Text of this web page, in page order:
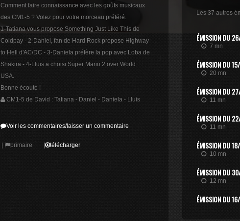
Comment faire connaissance avec les goûts musicaux
des CM1-5 ? Votez pour votre morceau préféré.
1-Tatiana vous propose Something Just Like This de
Coldpay - 2-Daniel, fan de Hard Rock propose Highway
to Hell d'AC/DC - 3-Daniela préfère la pop avec Loba de
Shakira - 4-Lluis a choisi Super Mario 2 over World
USA.
Bonne écoute !
CM1-5 de David : Tatiana - Daniel - Daniela - Lluis
Voir les commentaires/laisser un commentaire
primaire | télécharger
Les 37 autres
ÉMISSION DU
7 mn
ÉMISSION DU
20 mn
ÉMISSION DU
11 mn
ÉMISSION DU
11 mn
ÉMISSION DU
10 mn
ÉMISSION DU
12 mn
ÉMISSION DU